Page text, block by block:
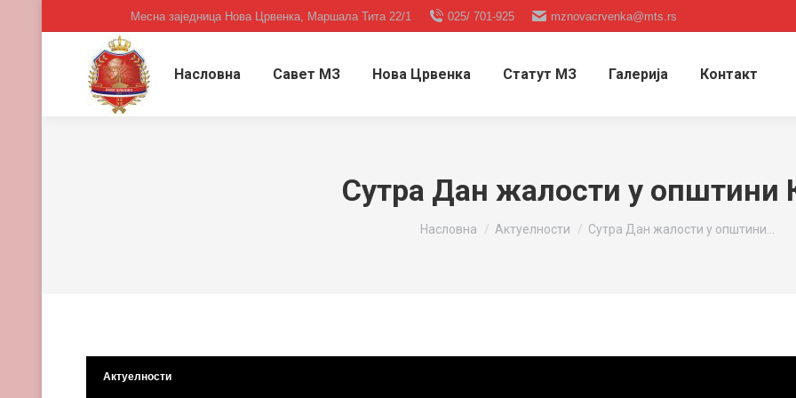
Месна заједница Нова Црвенка, Маршала Тита 22/1 025/ 701-925 mznovacrvenka@mts.rs
Насловна Савет МЗ Нова Црвенка Статут МЗ Галерија Контакт
Сутра Дан жалости у општини
You are here:
Насловна Актуелности Сутра Дан жалости у општини…
Актуелности